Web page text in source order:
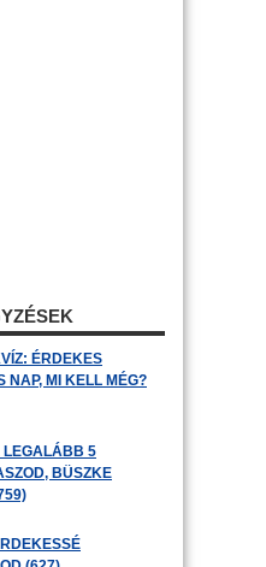
ÉRDEKES
NAP, MI KELL MÉG?
LEGALÁBB 5
BÜSZKE